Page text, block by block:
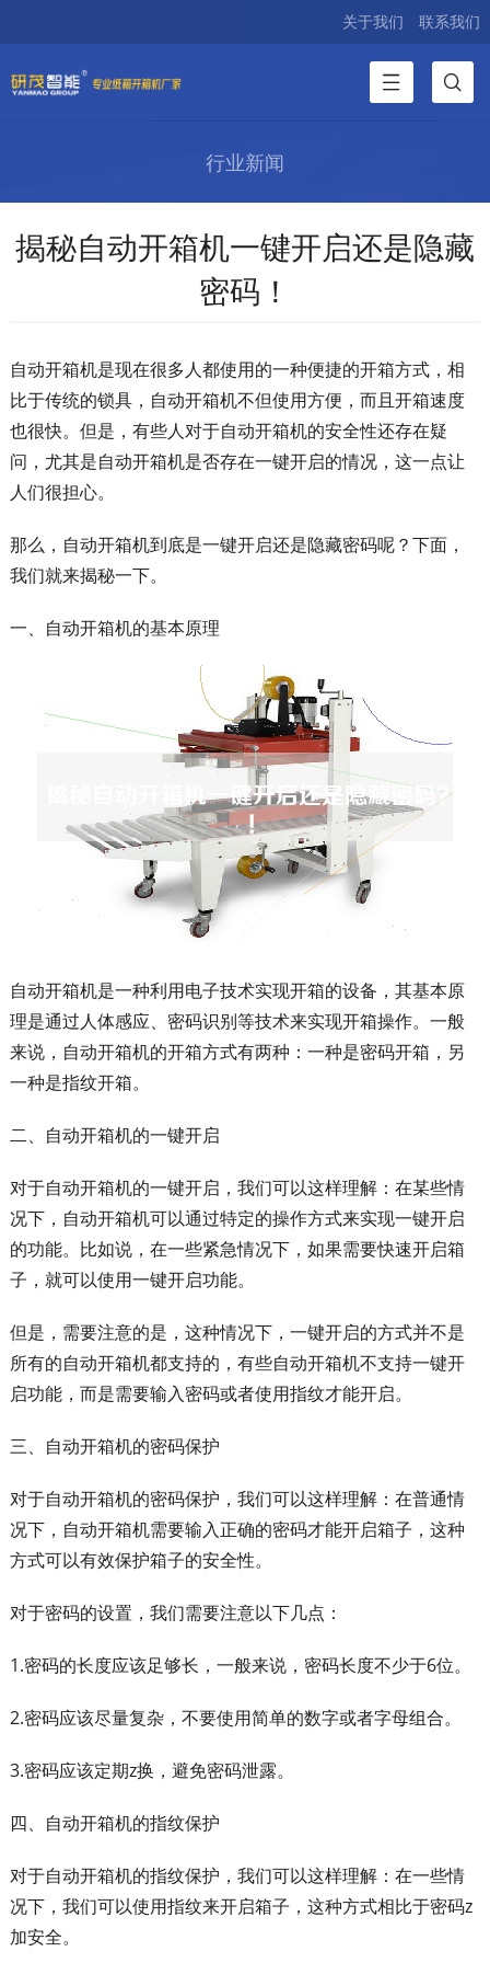
关于我们 联系我们
行业新闻
揭秘自动开箱机一键开启还是隐藏
密码！
自动开箱机是现在很多人都使用的一种便捷的开箱方式，相
比于传统的锁具，自动开箱机不但使用方便，而且开箱速度
也很快。但是，有些人对于自动开箱机的安全性还存在疑
问，尤其是自动开箱机是否存在一键开启的情况，这一点让
人们很担心。
那么，自动开箱机到底是一键开启还是隐藏密码呢？下面，
我们就来揭秘一下。
一、自动开箱机的基本原理
自动开箱机是一种利用电子技术实现开箱的设备，其基本原
理是通过人体感应、密码识别等技术来实现开箱操作。一般
来说，自动开箱机的开箱方式有两种：一种是密码开箱，另
一种是指纹开箱。
二、自动开箱机的一键开启
对于自动开箱机的一键开启，我们可以这样理解：在某些情
况下，自动开箱机可以通过特定的操作方式来实现一键开启
的功能。比如说，在一些紧急情况下，如果需要快速开启箱
子，就可以使用一键开启功能。
但是，需要注意的是，这种情况下，一键开启的方式并不是
所有的自动开箱机都支持的，有些自动开箱机不支持一键开
启功能，而是需要输入密码或者使用指纹才能开启。
三、自动开箱机的密码保护
对于自动开箱机的密码保护，我们可以这样理解：在普通情
况下，自动开箱机需要输入正确的密码才能开启箱子，这种
方式可以有效保护箱子的安全性。
对于密码的设置，我们需要注意以下几点：
1.密码的长度应该足够长，一般来说，密码长度不少于6位。
2.密码应该尽量复杂，不要使用简单的数字或者字母组合。
3.密码应该定期z换，避免密码泄露。
四、自动开箱机的指纹保护
对于自动开箱机的指纹保护，我们可以这样理解：在一些情
况下，我们可以使用指纹来开启箱子，这种方式相比于密码z
加安全。